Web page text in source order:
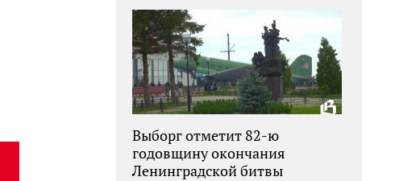
Выборг отметит 82-ю
годовщину окончания
Ленинградской битвы